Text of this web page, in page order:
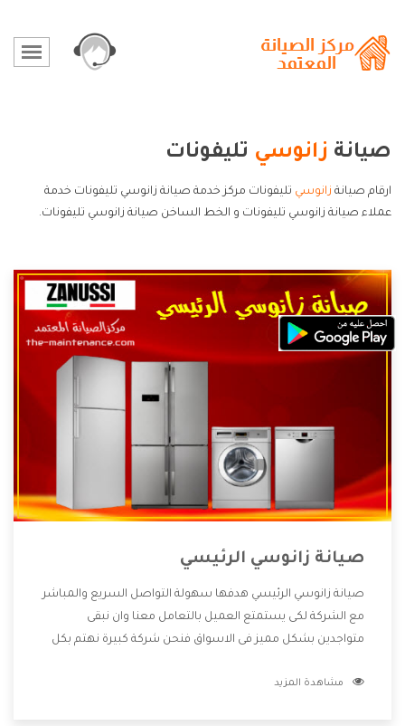
صيانة زانوسي تليفونات
ارقام صيانة زانوسي تليفونات مركز خدمة صيانة زانوسي تليفونات خدمة
عملاء صيانة زانوسي تليفونات و الخط الساخن صيانة زانوسي تليفونات.
صيانة زانوسي الرئيسي
صيانة زانوسي الرئيسي هدفها سهولة التواصل السريع والمباشر
مع الشركة لكى يستمتع العميل بالتعامل معنا وان نبقى
متواجدين بشكل مميز فى الاسواق فنحن شركة كبيرة نهتم بكل
الشركة بها والتى تكون منها خدمة الصيانة التى تكون من أهم
مشاهدة المزيد